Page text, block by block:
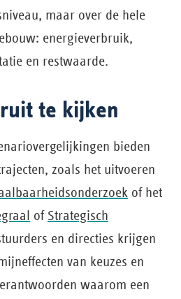
maar over de hele
energieverbruik,
en restwaarde.
te kijken
bieden
zoals het uitvoeren
of het
of Strategisch
en directies krijgen
van keuzes en
waarom een